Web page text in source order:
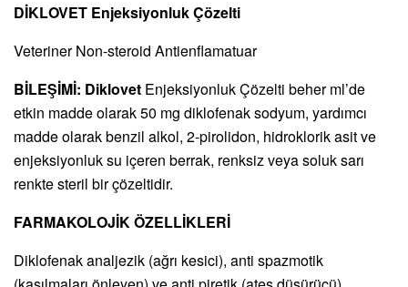
DİKLOVET Enjeksiyonluk Çözelti
Veteriner Non-steroid Antienflamatuar
BİLEŞİMİ: Diklovet Enjeksiyonluk Çözelti beher ml’de
etkin madde olarak 50 mg diklofenak sodyum, yardımcı
madde olarak benzil alkol, 2-pirolidon, hidroklorik asit ve
enjeksiyonluk su içeren berrak, renksiz veya soluk sarı
renkte steril bir çözeltidir.
FARMAKOLOJİK ÖZELLİKLERİ
Diklofenak analjezik (ağrı kesici), anti spazmotik